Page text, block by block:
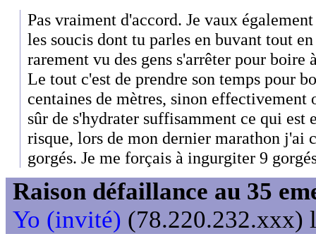
Pas vraiment d'accord. Je vaux
les soucis dont tu parles en buvant tout
rarement vu des gens s'arrêter pour boire
Le tout c'est de prendre son temps pour
centaines de mètres, sinon effectivement
sûr de s'hydrater suffisamment ce qui
risque, lors de mon dernier marathon j'ai
gorgés. Je me forçais à ingurgiter 9
Raison défaillance au 35
Yo (invité) (78.220.232.xxx)